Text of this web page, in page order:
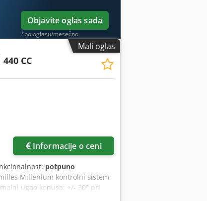
Objavite oglas sada
*po oglasu/mesečno
Mali oglas
CC
Informacije o ceni
potpuno
Millenium kontrolni sistem
ugao konusa: +/- 30° pri
Nsmoha Maksimalne